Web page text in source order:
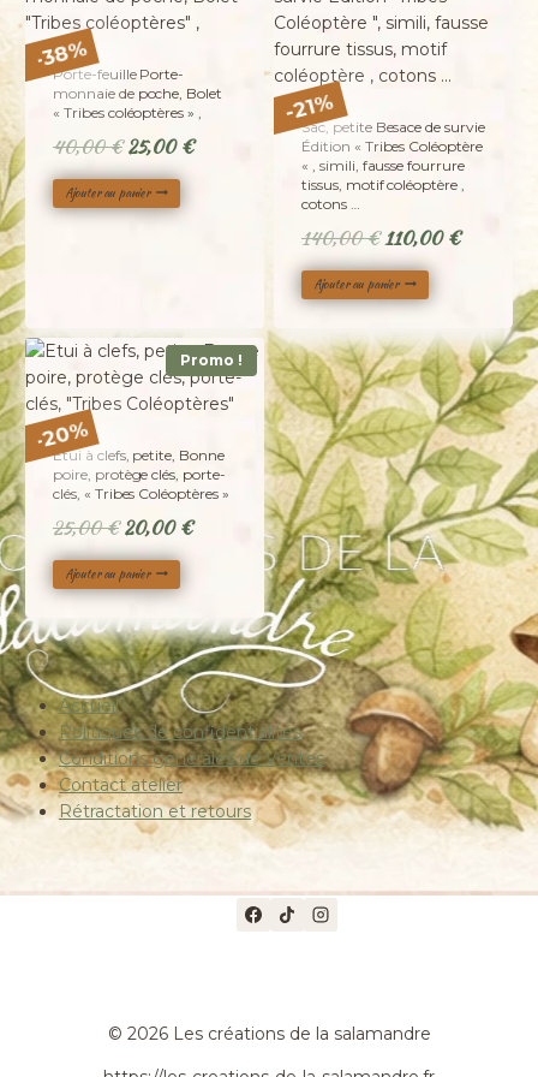
-38%
Porte-feuille Porte-
monnaie de poche, Bolet
« Tribes coléoptères » ,
40,00€ Le
prix
initial
25,00€Le
Ajouter au panier
-21%
Sac, petite Besace de survie
Édition « Tribes Coléoptère
« , simili, fausse fourrure
tissus, motif coléoptère ,
cotons …
140,00€ Le
prix
initial
140,00 €.
110,00€Le
110,00 €.
Ajouter au panier
Promo !
-20%
Etui à clefs, petite, Bonne
poire, protège clés, porte-
clés, « Tribes Coléoptères »
25,00€ Le
prix
initial
25,00 €.
20,00€Le
20,00 €.
Ajouter au panier
Accueil
Politiques de confidentialités
Conditions générales de Ventes
Contact atelier
Rétractation et retours
© 2026 Les créations de la salamandre